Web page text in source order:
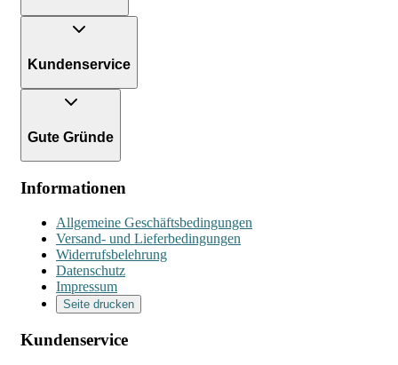
Kundenservice
Gute Gründe
Informationen
Allgemeine Geschäftsbedingungen
Versand- und Lieferbedingungen
Widerrufsbelehrung
Datenschutz
Impressum
Seite drucken
Kundenservice